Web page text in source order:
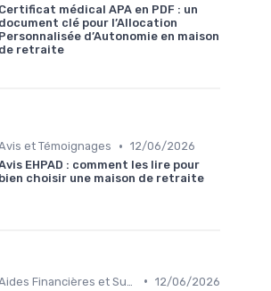
Certificat médical APA en PDF : un
document clé pour l’Allocation
Personnalisée d’Autonomie en maison
de retraite
et Témoignages • 12/06/2026
EHPAD : comment les lire pour
bien choisir une maison de retraite
• 12/06/2026